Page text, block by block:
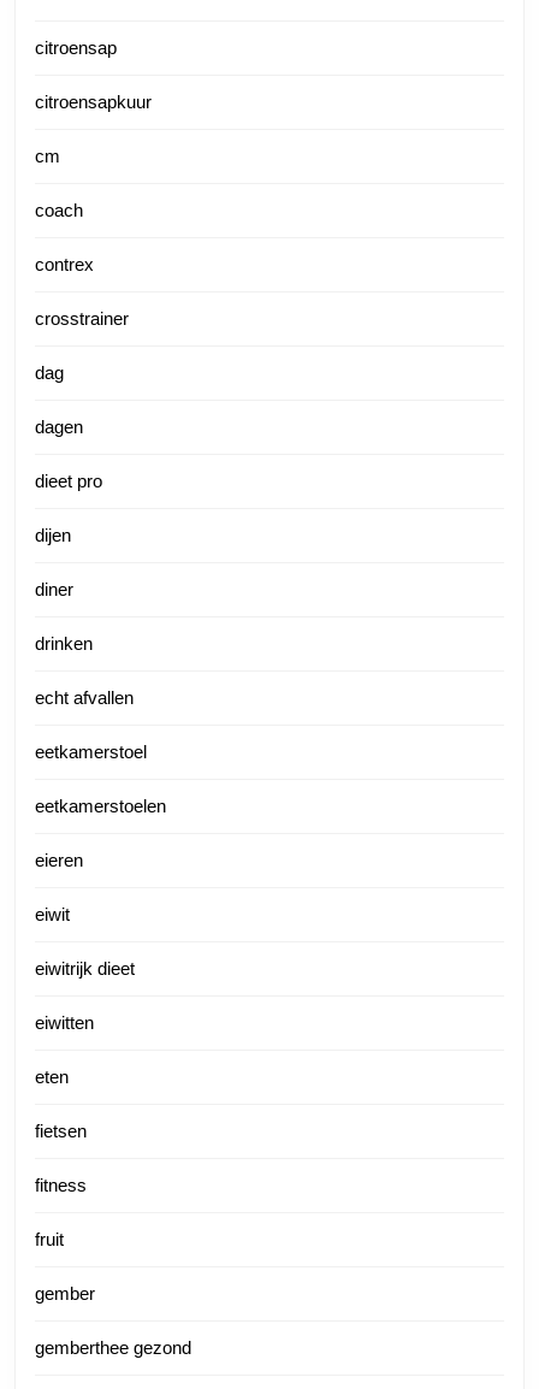
citroensap
citroensapkuur
cm
coach
contrex
crosstrainer
dag
dagen
dieet pro
dijen
diner
drinken
echt afvallen
eetkamerstoel
eetkamerstoelen
eieren
eiwit
eiwitrijk dieet
eiwitten
eten
fietsen
fitness
fruit
gember
gemberthee gezond